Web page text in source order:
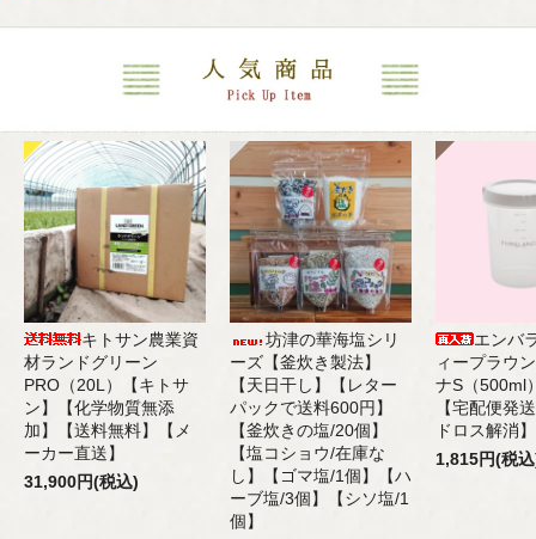
キトサン農業資
材ランドグリーン
PRO（20L）【キトサ
ン】【化学物質無添
加】【送料無料】【メ
ーカー直送】
31,900円(税込)
坊津の華海塩シリ
ーズ【釜炊き製法】
【天日干し】【レター
パックで送料600円】
【釜炊きの塩/20個】
【塩コショウ/在庫な
し】【ゴマ塩/1個】【ハ
ーブ塩/3個】【シソ塩/1
個】
エンバ
ィープラウ
ナS（
【宅配便発
ドロス解消】
1,815円(税